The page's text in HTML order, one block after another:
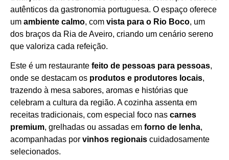
autênticos da gastronomia portuguesa. O espaço oferece
um ambiente calmo, com vista para o Rio Boco, um
dos braços da Ria de Aveiro, criando um cenário sereno
que valoriza cada refeição.
Este é um restaurante feito de pessoas para pessoas,
onde se destacam os produtos e produtores locais,
trazendo à mesa sabores, aromas e histórias que
celebram a cultura da região. A cozinha assenta em
receitas tradicionais, com especial foco nas carnes
premium, grelhadas ou assadas em forno de lenha,
acompanhadas por vinhos regionais cuidadosamente
selecionados.